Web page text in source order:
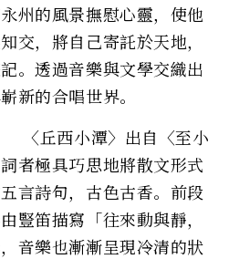
州的風景撫慰心靈，使他
交，將自己寄託於天地，
。透過音樂與文學交織出
新的合唱世界。
丘西小潭〉出自〈至小
者極具巧思地將散文形式
言詩句，古色古香。前段
豎笛描寫「往來動與靜，
音樂也漸漸呈現冷清的狀